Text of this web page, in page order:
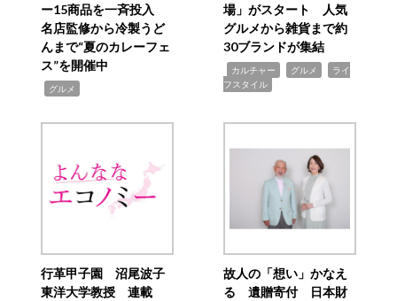
ー15商品を一斉投入
名店監修から冷製うど
んまで“夏のカレーフェ
ス”を開催中
グルメ
場」がスタート 人気
グルメから雑貨まで約
30ブランドが集結
カルチャー グルメ
ライ
フスタイル
行革甲子園 沼尾波子
東洋大学教授 連載
故人の「想い」かなえ
る 遺贈寄付 日本財